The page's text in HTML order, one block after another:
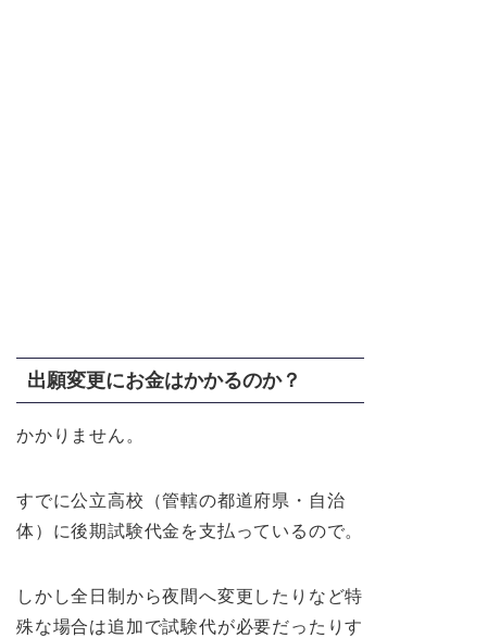
出願変更にお金はかかるのか？
かかりません。
すでに公立高校（管轄の都道府県・自治
体）に後期試験代金を支払っているので。
しかし全日制から夜間へ変更したりなど特
殊な場合は追加で試験代が必要だったりす